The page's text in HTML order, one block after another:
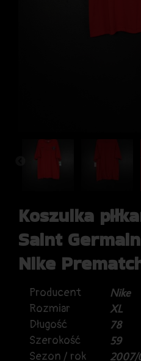
Koszulka
Saint
Nike
Producent
Nike
Rozmiar
XL
Długość
78
Szerokość
59
Sezon / rok
2007/